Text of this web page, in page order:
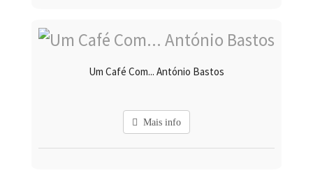
Um Café Com... António Bastos
Mais info